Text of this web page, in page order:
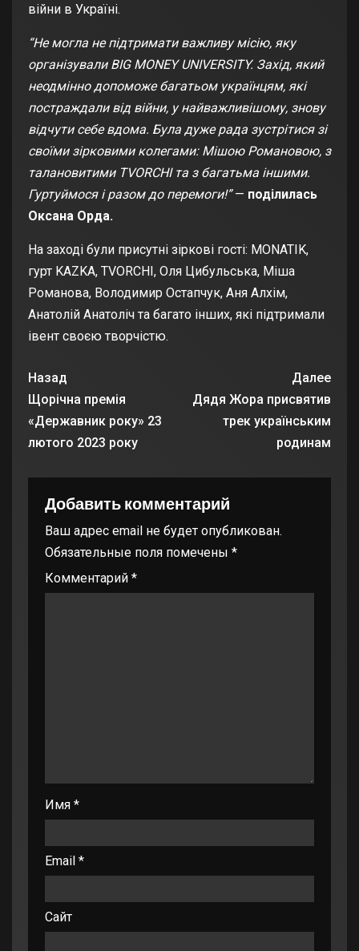
війни в Україні.
“Не могла не підтримати важливу місію, яку
організували BIG MONEY UNIVERSITY. Захід, який
неодмінно допоможе багатьом українцям, які
постраждали від війни, у найважливішому, знову
відчути себе вдома. Була дуже рада зустрітися зі
своїми зірковими колегами: Мішою Романовою, з
талановитими TVORCHI та з багатьма іншими.
Гуртуймося і разом до перемоги!”— поділилась
Оксана Орда.
На заході були присутні зіркові гості: MONATIK,
гурт KAZKA, TVORCHI, Оля Цибульська, Міша
Романова, Володимир Остапчук, Аня Алхім,
Анатолій Анатоліч та багато інших, які підтримали
івент своєю творчістю.
Назад
Щорічна премія
«Державник року» 23
лютого 2023 року
Далее
Дядя Жора присвятив
трек українським
родинам
Добавить комментарий
Ваш адрес email не будет опубликован.
Обязательные поля помечены *
Комментарий *
Имя *
Email *
Сайт